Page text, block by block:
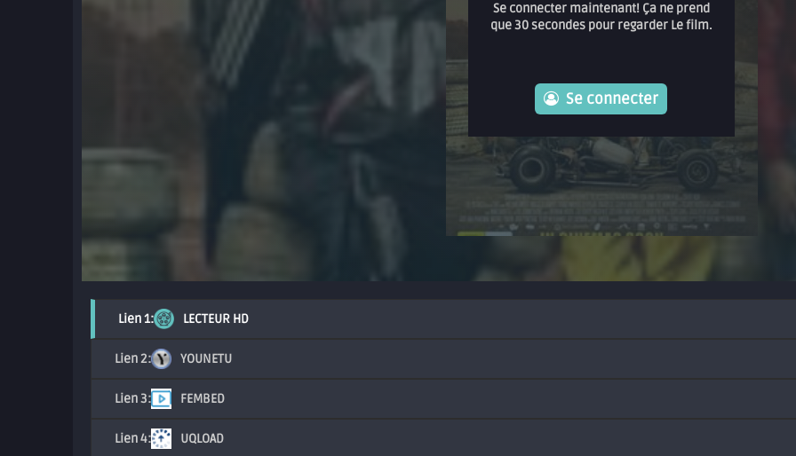
Se connecter maintenant! Ça ne prend
que 30 secondes pour regarder Le film.
Se connecter
LECTEUR HD
YOUNETU
FEMBED
UQLOAD